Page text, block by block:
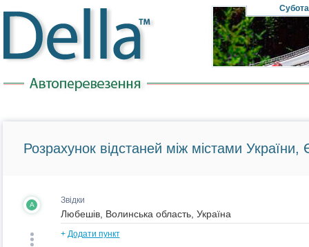
Субота
Розрахунок відстаней між містами України,
A Звідки
+ Додати пункт